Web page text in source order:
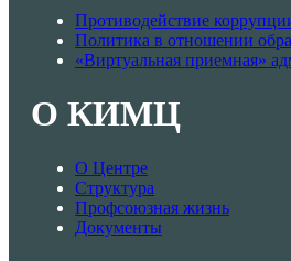
Противодействие
Политика в отношении
«Виртуальная приемная»
О КИМЦ
О Центре
Структура
Профсоюзная жизнь
Документы